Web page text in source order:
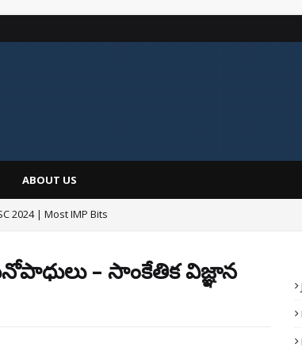
ABOUT US
Total Posts @16347
– సాంకేతిక విజ్ఞాన